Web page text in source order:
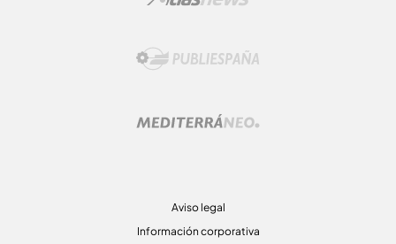
Aviso legal
Información corporativa